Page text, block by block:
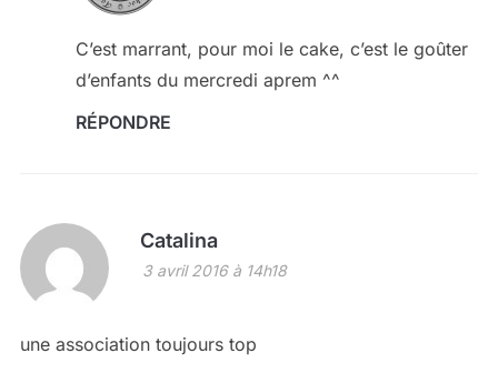
C’est marrant, pour moi le cake, c’est le goûter
d’enfants du mercredi aprem ^^
RÉPONDRE
Catalina
3 avril 2016 à 14h18
une association toujours top